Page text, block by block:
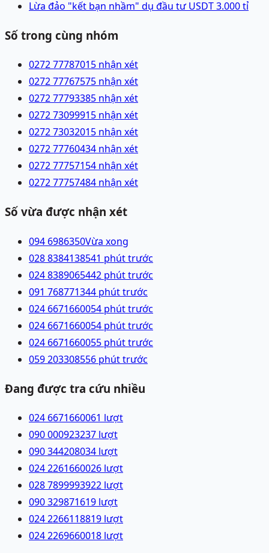
Lừa đảo "kết bạn nhầm" dụ đầu tư USDT 3.000 tỉ
Số trong cùng nhóm
0272 77787015 nhận xét
0272 77767575 nhận xét
0272 77793385 nhận xét
0272 73099915 nhận xét
0272 73032015 nhận xét
0272 77760434 nhận xét
0272 77757154 nhận xét
0272 77757484 nhận xét
Số vừa được nhận xét
094 6986350Vừa xong
028 8384138541 phút trước
024 8389065442 phút trước
091 768771344 phút trước
024 6671660054 phút trước
024 6671660054 phút trước
024 6671660055 phút trước
059 203308556 phút trước
Đang được tra cứu nhiều
024 6671660061 lượt
090 000923237 lượt
090 344208034 lượt
024 2261660026 lượt
028 7899993922 lượt
090 329871619 lượt
024 2266118819 lượt
024 2269660018 lượt